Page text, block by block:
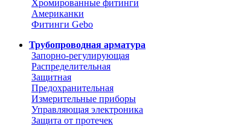
Хромированные фитинги
Американки
Фитинги Gebo
Трубопроводная арматура
Запорно-регулирующая
Распределительная
Защитная
Предохранительная
Измерительные приборы
Управляющая электроника
Защита от протечек